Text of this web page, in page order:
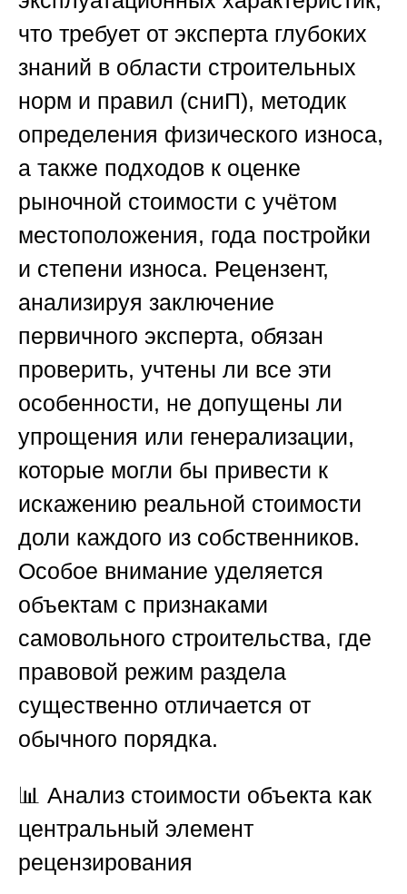
что требует от эксперта глубоких
знаний в области строительных
норм и правил (сниП), методик
определения физического износа,
а также подходов к оценке
рыночной стоимости с учётом
местоположения, года постройки
и степени износа. Рецензент,
анализируя заключение
первичного эксперта, обязан
проверить, учтены ли все эти
особенности, не допущены ли
упрощения или генерализации,
которые могли бы привести к
искажению реальной стоимости
доли каждого из собственников.
Особое внимание уделяется
объектам с признаками
самовольного строительства, где
правовой режим раздела
существенно отличается от
обычного порядка.
📊 Анализ стоимости объекта как
центральный элемент
рецензирования